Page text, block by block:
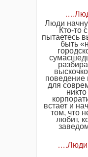
Люди
Кто-то
пытаетесь
быть
поведение
для
встает и
том, что
любит,
….Люди